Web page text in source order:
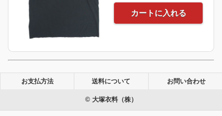
カートに入れる
お支払方法 送料について お問い合わせ
© 大塚衣料（株）